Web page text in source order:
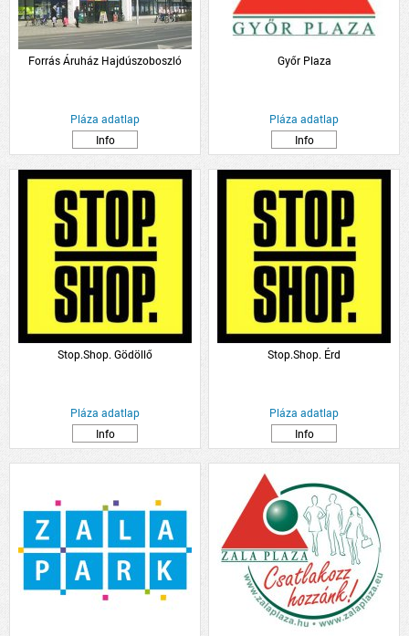
Forrás Áruház Hajdúszoboszló
Pláza adatlap
Info
Győr Plaza
Pláza adatlap
Info
Stop.Shop. Gödöllő
Pláza adatlap
Info
Stop.Shop. Érd
Pláza adatlap
Info